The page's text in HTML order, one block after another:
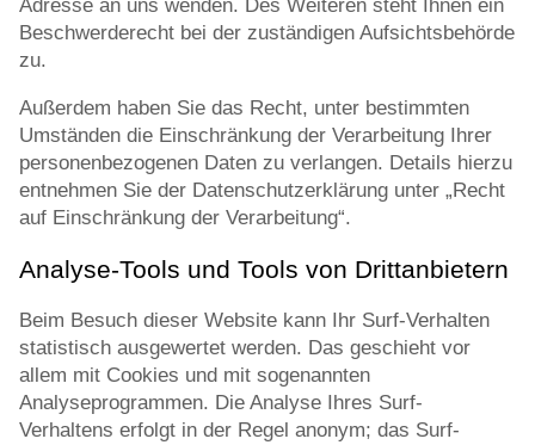
Adresse an uns wenden. Des Weiteren steht Ihnen ein
Beschwerderecht bei der zuständigen Aufsichtsbehörde
zu.
Außerdem haben Sie das Recht, unter bestimmten
Umständen die Einschränkung der Verarbeitung Ihrer
personenbezogenen Daten zu verlangen. Details hierzu
entnehmen Sie der Datenschutzerklärung unter „Recht
auf Einschränkung der Verarbeitung“.
Analyse-Tools und Tools von Drittanbietern
Beim Besuch dieser Website kann Ihr Surf-Verhalten
statistisch ausgewertet werden. Das geschieht vor
allem mit Cookies und mit sogenannten
Analyseprogrammen. Die Analyse Ihres Surf-
Verhaltens erfolgt in der Regel anonym; das Surf-